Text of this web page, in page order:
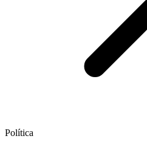
Política